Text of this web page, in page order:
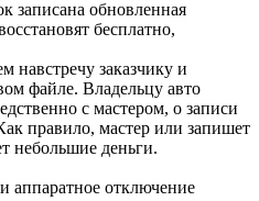
записана обновленная
бесплатно,
навстречу заказчику и
файле. Владельцу авто
с мастером, о записи
правило, мастер или запишет
небольшие деньги.
аппаратное отключение